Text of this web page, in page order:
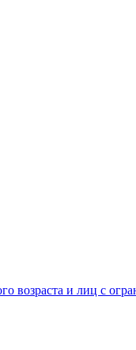
возраста и лиц с